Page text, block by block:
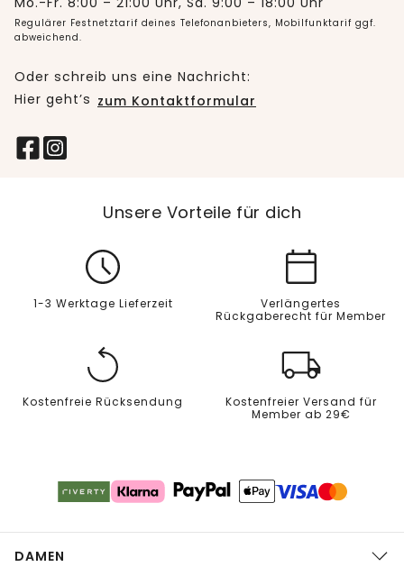
Regulärer Festnetztarif deines Telefonanbieters, Mobilfunktarif ggf.
abweichend.
Oder schreib uns eine Nachricht:
Hier geht’s zum Kontaktformular
Unsere Vorteile für dich
1-3 Werktage Lieferzeit
Verlängertes
Rückgaberecht für Member
Kostenfreie Rücksendung
Kostenfreier Versand für
Member ab 29€
DAMEN